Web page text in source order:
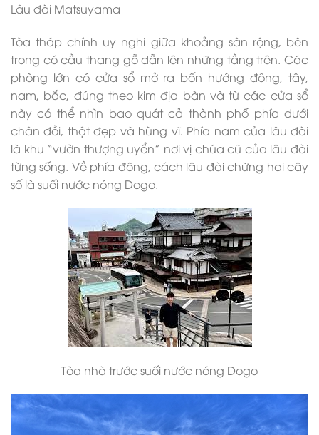
Lâu đài Matsuyama
Tòa tháp chính uy nghi giữa khoảng sân rộng, bên
trong có cầu thang gỗ dẫn lên những tầng trên. Các
phòng lớn có cửa sổ mở ra bốn hướng đông, tây,
nam, bắc, đúng theo kim địa bàn và từ các cửa sổ
này có thể nhìn bao quát cả thành phố phía dưới
chân đồi, thật đẹp và hùng vĩ. Phía nam của lâu đài
là khu “vườn thượng uyển” nơi vị chúa cũ của lâu đài
từng sống. Về phía đông, cách lâu đài chừng hai cây
số là suối nước nóng Dogo.
Tòa nhà trước suối nước nóng Dogo